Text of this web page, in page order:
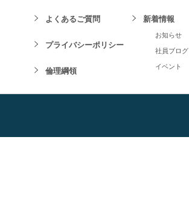
よくあるご質問
プライバシーポリシー
倫理綱領
新着情報
お知らせ
社員ブログ
イベント